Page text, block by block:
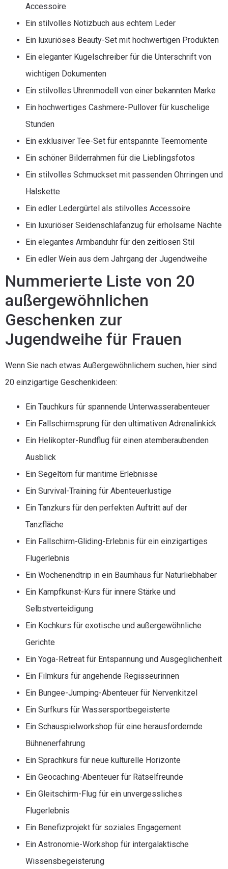
Accessoire
Ein stilvolles Notizbuch aus echtem Leder
Ein luxuriöses Beauty-Set mit hochwertigen Produkten
Ein eleganter Kugelschreiber für die Unterschrift von
wichtigen Dokumenten
Ein stilvolles Uhrenmodell von einer bekannten Marke
Ein hochwertiges Cashmere-Pullover für kuschelige
Stunden
Ein exklusiver Tee-Set für entspannte Teemomente
Ein schöner Bilderrahmen für die Lieblingsfotos
Ein stilvolles Schmuckset mit passenden Ohrringen und
Halskette
Ein edler Ledergürtel als stilvolles Accessoire
Ein luxuriöser Seidenschlafanzug für erholsame Nächte
Ein elegantes Armbanduhr für den zeitlosen Stil
Ein edler Wein aus dem Jahrgang der Jugendweihe
Nummerierte Liste von 20
außergewöhnlichen
Geschenken zur
Jugendweihe für Frauen
Wenn Sie nach etwas Außergewöhnlichem suchen, hier sind
20 einzigartige Geschenkideen:
Ein Tauchkurs für spannende Unterwasserabenteuer
Ein Fallschirmsprung für den ultimativen Adrenalinkick
Ein Helikopter-Rundflug für einen atemberaubenden
Ausblick
Ein Segeltörn für maritime Erlebnisse
Ein Survival-Training für Abenteuerlustige
Ein Tanzkurs für den perfekten Auftritt auf der
Tanzfläche
Ein Fallschirm-Gliding-Erlebnis für ein einzigartiges
Flugerlebnis
Ein Wochenendtrip in ein Baumhaus für Naturliebhaber
Ein Kampfkunst-Kurs für innere Stärke und
Selbstverteidigung
Ein Kochkurs für exotische und außergewöhnliche
Gerichte
Ein Yoga-Retreat für Entspannung und Ausgeglichenheit
Ein Filmkurs für angehende Regisseurinnen
Ein Bungee-Jumping-Abenteuer für Nervenkitzel
Ein Surfkurs für Wassersportbegeisterte
Ein Schauspielworkshop für eine herausfordernde
Bühnenerfahrung
Ein Sprachkurs für neue kulturelle Horizonte
Ein Geocaching-Abenteuer für Rätselfreunde
Ein Gleitschirm-Flug für ein unvergessliches
Flugerlebnis
Ein Benefizprojekt für soziales Engagement
Ein Astronomie-Workshop für intergalaktische
Wissensbegeisterung